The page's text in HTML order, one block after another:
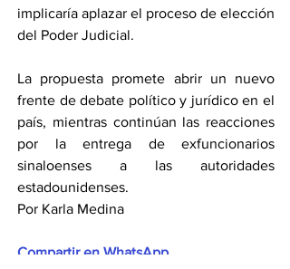
implicaría aplazar el proceso de elección
del Poder Judicial.
La propuesta promete abrir un nuevo
frente de debate político y jurídico en el
país, mientras continúan las reacciones
por la entrega de exfuncionarios
sinaloenses a las autoridades
estadounidenses.
Por Karla Medina
Compartir en WhatsApp